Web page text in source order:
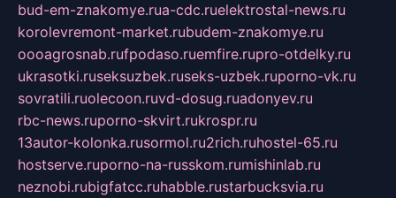
bud-em-znakomye.rua-cdc.ruelektrostal-news.ru
korolevremont-market.rubudem-znakomye.ru
oooagrosnab.rufpodaso.ruemfire.rupro-otdelky.ru
ukrasotki.ruseksuzbek.ruseks-uzbek.ruporno-vk.ru
sovratili.ruolecoon.ruvd-dosug.ruadonyev.ru
rbc-news.ruporno-skvirt.rukrospr.ru
13autor-kolonka.rusormol.ru2rich.ruhostel-65.ru
hostserve.ruporno-na-russkom.rumishinlab.ru
neznobi.rubigfatcc.ruhabble.rustarbucksvia.ru